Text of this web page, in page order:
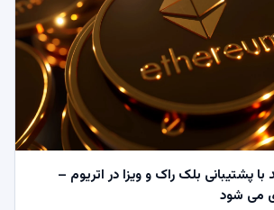
پشتیبانی بلک راک و ویزا در اتریوم –